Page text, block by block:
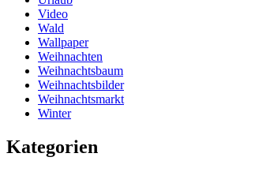
Video
Wald
Wallpaper
Weihnachten
Weihnachtsbaum
Weihnachtsbilder
Weihnachtsmarkt
Winter
Kategorien